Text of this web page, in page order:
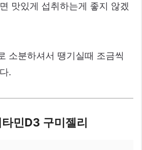
맛있게 섭취하는게 좋지 않겠
소분하셔서 땡기실때 조금씩
.
민D3 구미젤리